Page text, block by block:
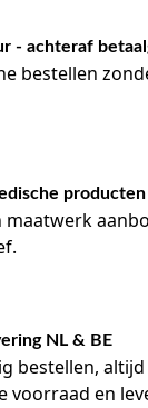
- achteraf
bestellen
producten
maatwerk
NL & BE
bestellen,
voorraad en